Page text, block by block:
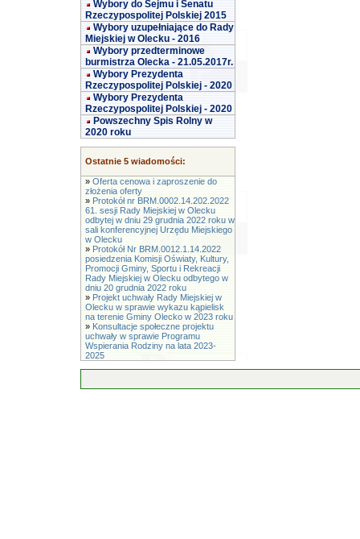
Wybory do Sejmu i Senatu
Rzeczypospolitej Polskiej 2015
Wybory uzupełniające do Rady
Miejskiej w Olecku - 2016
Wybory przedterminowe
burmistrza Olecka - 21.05.2017r.
Wybory Prezydenta
Rzeczypospolitej Polskiej - 2020
Wybory Prezydenta
Rzeczypospolitej Polskiej - 2020
Powszechny Spis Rolny w
2020 roku
Ostatnie 5 wiadomości:
» Oferta cenowa i zaproszenie do
złożenia oferty
» Protokół nr BRM.0002.14.202.2022
61. sesji Rady Miejskiej w Olecku
odbytej w dniu 29 grudnia 2022 roku w
sali konferencyjnej Urzędu Miejskiego
w Olecku
» Protokół Nr BRM.0012.1.14.2022
posiedzenia Komisji Oświaty, Kultury,
Promocji Gminy, Sportu i Rekreacji
Rady Miejskiej w Olecku odbytego w
dniu 20 grudnia 2022 roku
» Projekt uchwały Rady Miejskiej w
Olecku w sprawie wykazu kąpielisk
na terenie Gminy Olecko w 2023 roku
» Konsultacje społeczne projektu
uchwały w sprawie Programu
Wspierania Rodziny na lata 2023-
2025